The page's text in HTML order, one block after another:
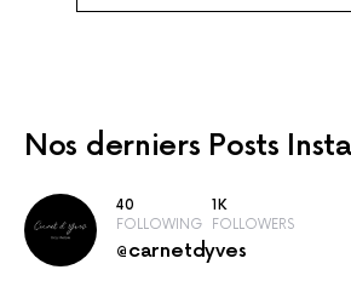
Nos derniers Posts
40
FOLLOWING
1K
FOLLOWERS
@carnetdyves